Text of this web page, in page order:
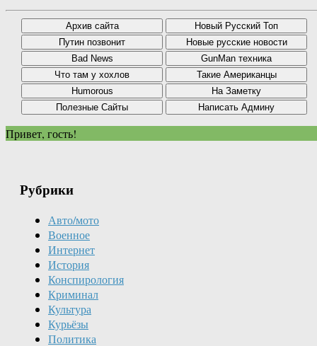
Привет, гость!
Рубрики
Авто/мото
Военное
Интернет
История
Конспирология
Криминал
Культура
Курьёзы
Политика